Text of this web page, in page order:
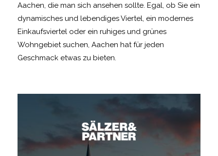
Aachen, die man sich ansehen sollte. Egal, ob Sie ein
dynamisches und lebendiges Viertel, ein modernes
Einkaufsviertel oder ein ruhiges und grünes
Wohngebiet suchen, Aachen hat für jeden
Geschmack etwas zu bieten.